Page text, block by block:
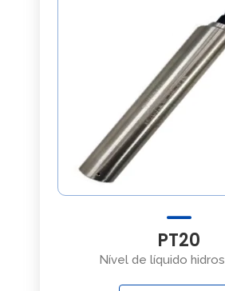
PT20
Nível de líquido